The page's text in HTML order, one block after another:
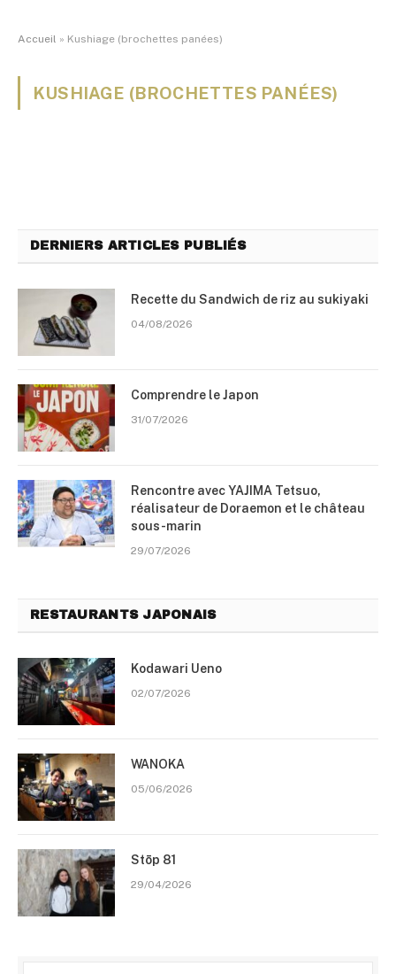
Accueil » Kushiage (brochettes panées)
KUSHIAGE (BROCHETTES PANÉES)
DERNIERS ARTICLES PUBLIÉS
Recette du Sandwich de riz au sukiyaki
04/08/2026
Comprendre le Japon
31/07/2026
Rencontre avec YAJIMA Tetsuo,
réalisateur de Doraemon et le château
sous-marin
29/07/2026
RESTAURANTS JAPONAIS
Kodawari Ueno
02/07/2026
WANOKA
05/06/2026
Stōp 81
29/04/2026